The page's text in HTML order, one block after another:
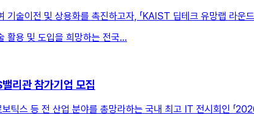
술이전 및 상용화를 촉진하고자, 「KAIST 딥테크 유망랩 라운
활용 및 도입을 희망하는 전국...
리관 참가기업 모집
틱스 등 전 산업 분야를 총망라하는 국내 최고 IT 전시회인 「